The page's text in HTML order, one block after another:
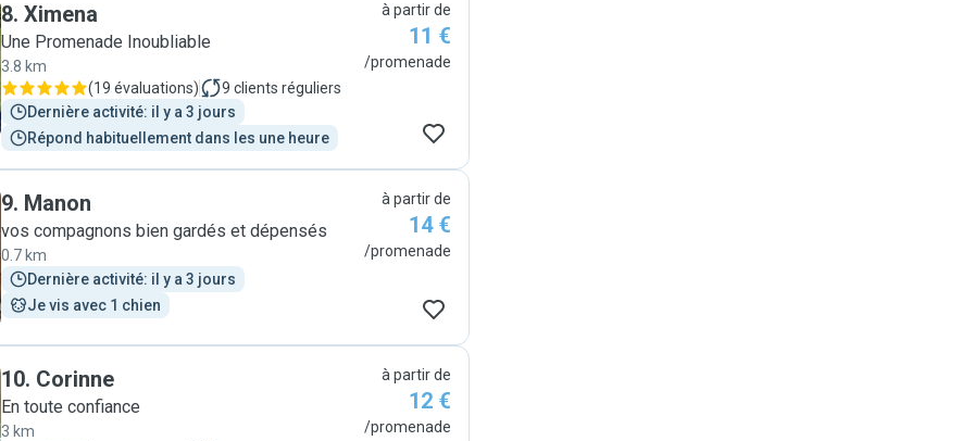
8. Ximena
Une Promenade Inoubliable
3.8 km
(19 évaluations) 9 clients réguliers
Dernière activité: il y a 3 jours
Répond habituellement dans les une heure
à partir de
11 €
/promenade
9. Manon
vos compagnons bien gardés et dépensés
0.7 km
Dernière activité: il y a 3 jours
Je vis avec 1 chien
à partir de
14 €
/promenade
10. Corinne
En toute confiance
3 km
à partir de
12 €
/promenade